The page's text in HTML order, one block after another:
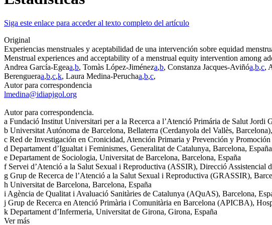
Siga este enlace para acceder al texto completo del artículo
Original
Experiencias menstruales y aceptabilidad de una intervención sobre equidad
Menstrual experiences and acceptability of a menstrual equity intervention among
Andrea García-Egeaa,b, Tomàs López-Jiméneza,b, Constanza Jacques-Aviñóa,b,c,
Berengueraa,b,c,k, Laura Medina-Peruchaa,b,c,
Autor para correspondencia
lmedina@idiapjgol.org
Autor para correspondencia.
a Fundació Institut Universitari per a la Recerca a l’Atenció Primária de Salut
b Universitat Autónoma de Barcelona, Bellaterra (Cerdanyola del Vallès,
c Red de Investigación en Cronicidad, Atención Primaria y Prevención y
d Departament d’Igualtat i Feminismes, Generalitat de Catalunya, Barcelona, España
e Departament de Sociologia, Universitat de Barcelona, Barcelona, España
f Servei d’Atenció a la Salut Sexual i Reproductiva (ASSIR), Direcció Assistencial
g Grup de Recerca de l’Atenció a la Salut Sexual i Reproductiva (GRASSIR),
h Universitat de Barcelona, Barcelona, España
i Agència de Qualitat i Avaluació Sanitàries de Catalunya (AQuAS), Barcelona,
j Grup de Recerca en Atenció Primària i Comunitària en Barcelona (APICBA),
k Departament d’Infermeria, Universitat de Girona, Girona, España
Ver más